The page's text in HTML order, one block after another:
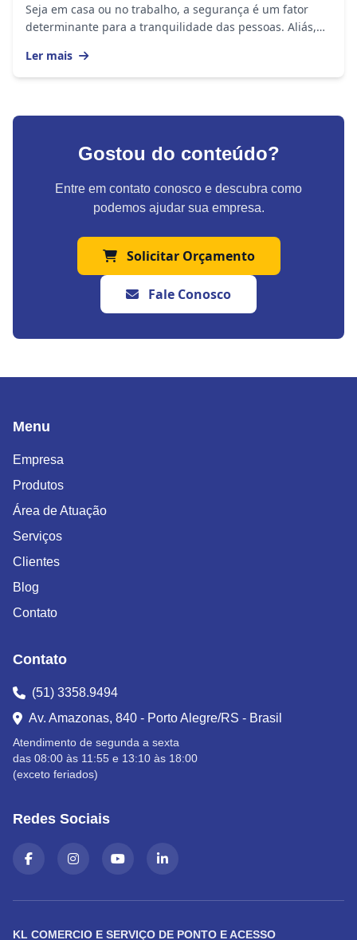
Seja em casa ou no trabalho, a segurança é um fator
determinante para a tranquilidade das pessoas. Aliás,
Ler mais
Gostou do conteúdo?
Entre em contato conosco e descubra como
podemos ajudar sua empresa.
Solicitar Orçamento
Fale Conosco
Menu
Empresa
Produtos
Área de Atuação
Serviços
Clientes
Blog
Contato
Contato
(51) 3358.9494
Av. Amazonas, 840 - Porto Alegre/RS - Brasil
Atendimento de segunda a sexta
das 08:00 às 11:55 e 13:10 às 18:00
(exceto feriados)
Redes Sociais
KL COMERCIO E SERVIÇO DE PONTO E ACESSO